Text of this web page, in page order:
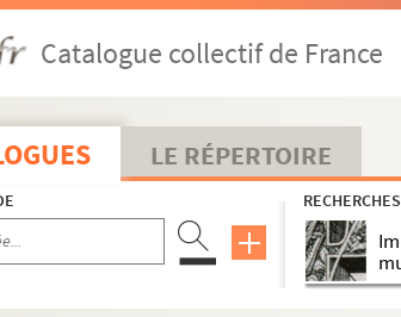
Catalogue collectif de France
LE RÉPERTOIRE